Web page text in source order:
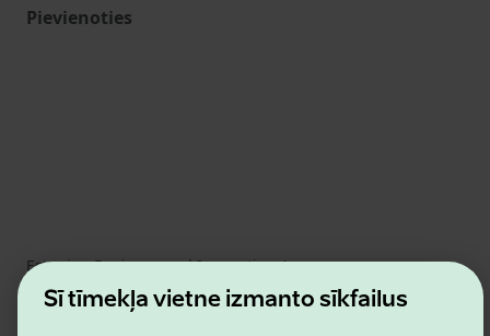
Šī tīmekļa vietne izmanto sīkfailus
Pievienoties
Estonian Business and Innovation Agency
Kontakti
Sadarbības partneri